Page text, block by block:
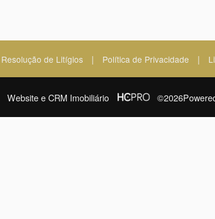
de Litígios | Política de Privacidade |
Website e CRM Imobiliário ©2026